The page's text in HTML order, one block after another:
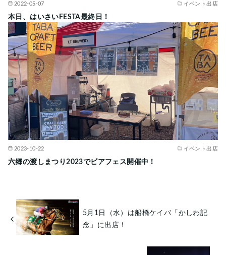
2022-05-07 イベント出店
本日、はいさいFESTA最終日！
2023-10-22 イベント出店
六郷の渡しまつり2023でビアフェス開催中！
5月1日（水）は船橋ケイバ「かしわ記
念」に出店！